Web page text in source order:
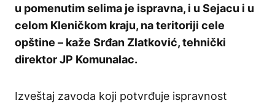
u pomenutim selima je ispravna, i u Sejacu i u
celom Kleničkom kraju, na teritoriji cele
opštine – kaže Srđan Zlatković, tehnički
direktor JP Komunalac.
Izveštaj zavoda koji potvrđuje ispravnost